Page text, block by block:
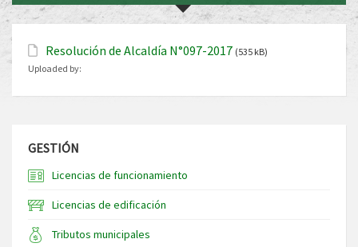
Resolución de Alcaldía N°097-2017 (535 kB)
Uploaded by:
GESTIÓN
Licencias de funcionamiento
Licencias de edificación
Tributos municipales